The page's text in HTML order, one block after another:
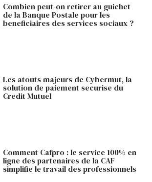
Combien peut-on retirer au guichet
de la Banque Postale pour les
beneficiaires des services sociaux ?
Les atouts majeurs de Cybermut, la
solution de paiement securise du
Credit Mutuel
Comment Cafpro : le service 100% en
ligne des partenaires de la CAF
simplifie le travail des professionnels